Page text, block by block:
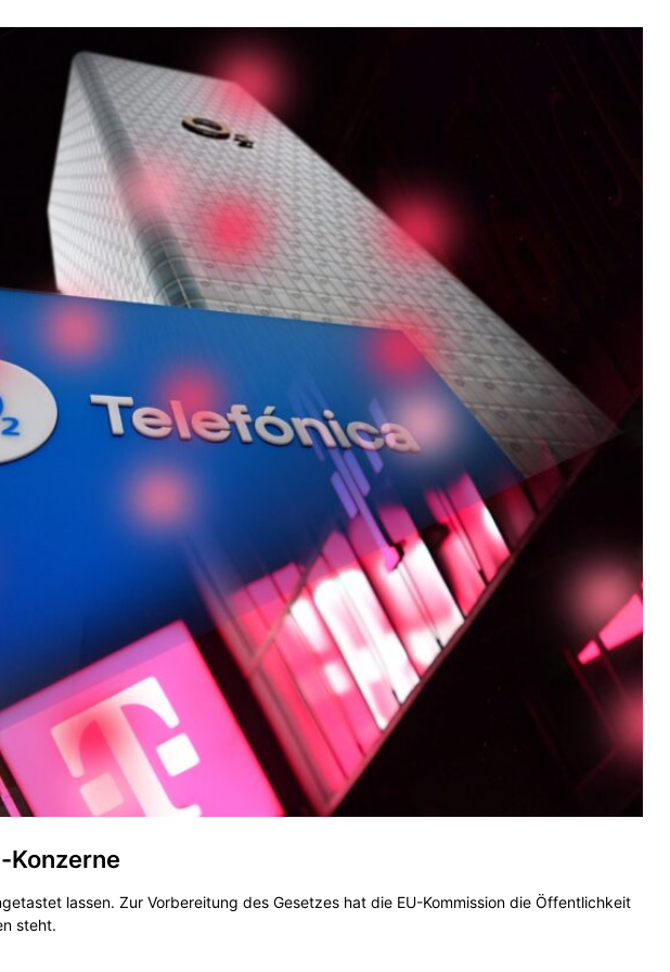
Konzerne
lassen. Zur Vorbereitung des Gesetzes hat die EU-Kommission die Öffentlichkeit
steht.